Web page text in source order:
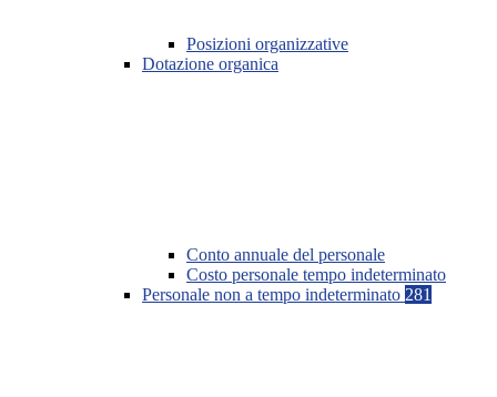
Posizioni organizzative
Dotazione organica
Conto annuale del personale
Costo personale tempo indeterminato
Personale non a tempo indeterminato 281